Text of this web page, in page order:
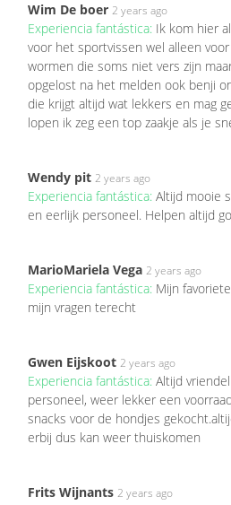
Wim De boer 2 years ago
Experiencia fantástica: Ik kom hier
voor het sportvissen wel alleen
wormen die soms niet vers zijn
opgelost na het melden ook benji
die krijgt altijd wat lekkers en mag
lopen ik zeg een top zaakje als je
Wendy pit 2 years ago
Experiencia fantástica: Altijd mooie
en eerlijk personeel. Helpen altijd
MarioMariela Vega 2 years ago
Experiencia fantástica: Mijn
mijn vragen terecht
Gwen Eijskoot 2 years ago
Experiencia fantástica: Altijd
personeel, weer lekker een
snacks voor de hondjes
erbij dus kan weer thuiskomen
Frits Wijnants 2 years ago